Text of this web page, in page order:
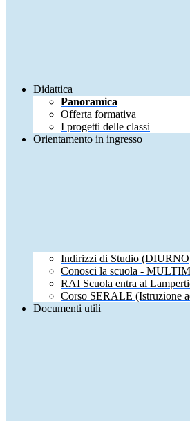
Didattica
Panoramica
Offerta formativa
I progetti delle classi
Orientamento in ingresso
Indirizzi di Studio
Conosci la scuola -
RAI Scuola entra al
Corso SERALE (Istruzione
Documenti utili